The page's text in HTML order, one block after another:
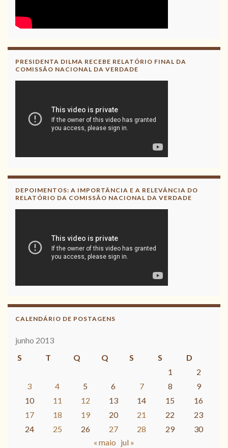
PRESIDENTA DILMA RECEBE RELATÓRIO FINAL DA
COMISSÃO NACIONAL DA VERDADE
DEPOIMENTOS: A IMPORTÂNCIA E A RELEVÂNCIA DO
RELATÓRIO DA COMISSÃO NACIONAL DA VERDADE
CALENDÁRIO DE POSTAGENS
junho 2013
S
T Q Q S S
D
1
2
3
4 5 6 7 8
9
10
11 12 13 14 15
16
17
18 19 20 21 22
23
24
25 26 27 28 29
30
« maio jul »